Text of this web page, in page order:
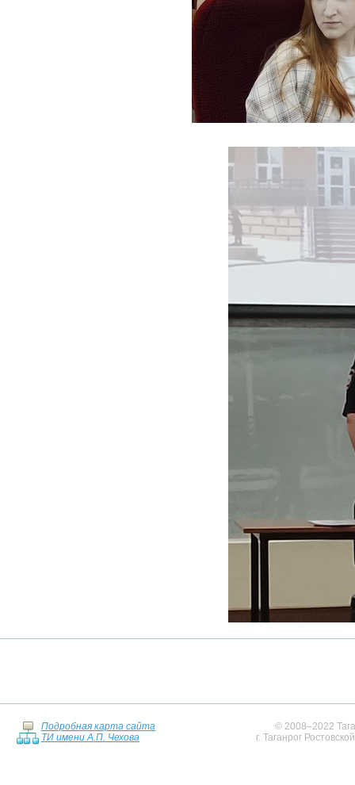
Подробная карта сайта
ТИ имени А.П. Чехова
© 2008–2022
г. Таганрог